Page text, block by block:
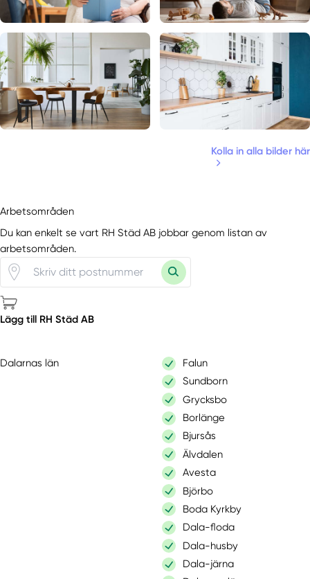
Kolla in alla bilder här
Arbetsområden
Du kan enkelt se vart RH Städ AB jobbar genom listan av
arbetsområden.
Lägg till RH Städ AB
Dalarnas län
Falun
Sundborn
Grycksbo
Borlänge
Bjursås
Älvdalen
Avesta
Björbo
Boda Kyrkby
Dala-floda
Dala-husby
Dala-järna